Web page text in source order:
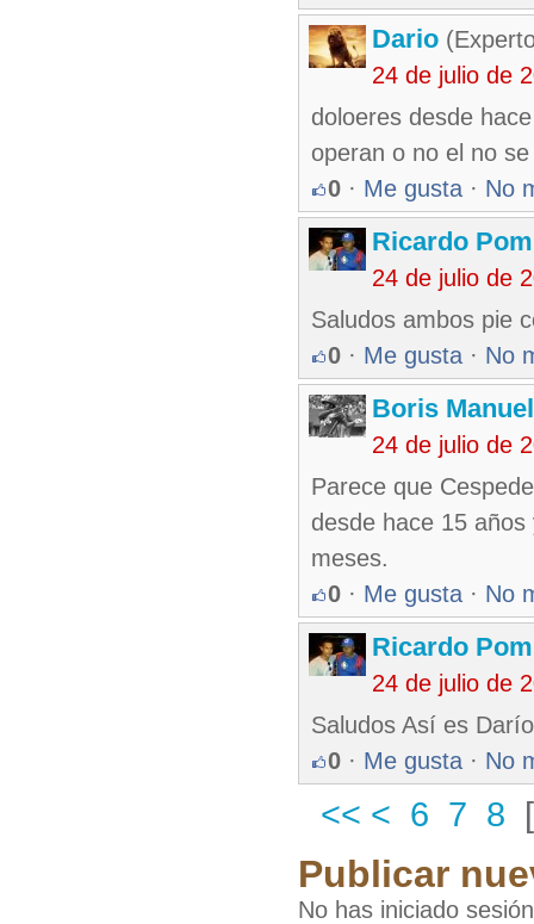
Dario
24 de julio de
doloeres desde
operan o no el no
0 · Me gusta · No
Ricardo
24 de julio de
Saludos ambos pie
0 · Me gusta · No
Boris
24 de julio de
Parece que
desde hace 15
meses.
0 · Me gusta · No
Ricardo
24 de julio de
Saludos Así es
0 · Me gusta · No
<< < 6 7 8
Publicar
No has iniciado